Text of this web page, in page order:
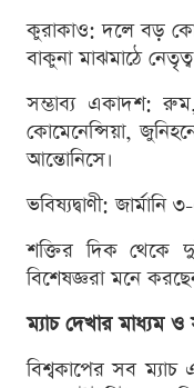
কুরাকাও: দলে বড়
বাকুনা মাঝমাঠে
সম্ভাব্য একাদশ:
কোমেনেন্সিয়া,
আন্তোনিসে।
ভবিষ্যদ্বাণী: জার্মানি
শক্তির দিক থেকে
বিশেষজ্ঞরা মনে
ম্যাচ দেখার মাধ্যম
বিশ্বকাপের সব ম্যাচ